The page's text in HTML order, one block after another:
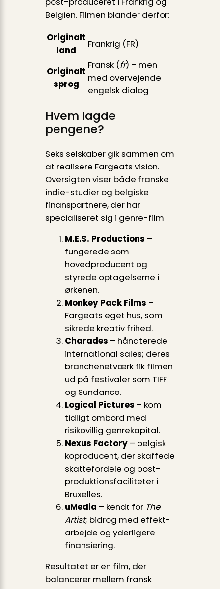
Belgien. Filmen blander derfor:
Originalt
land
Frankrig (FR)
Originalt
sprog
Fransk (fr) – men
med overvejende
engelsk dialog
Hvem lagde
pengene?
Seks selskaber gik sammen om
at realisere Fargeats vision.
Oversigten viser både franske
indie-studier og belgiske
finanspartnere, der har
specialiseret sig i genre-film:
M.E.S. Productions –
fungerede som
hovedproducent og
styrede optagelserne i
ørkenen.
Monkey Pack Films –
Fargeats eget hus, som
sikrede kreativ frihed.
Charades – håndterede
international sales; deres
branche­netværk fik filmen
ud på festivaler som TIFF
og Sundance.
Logical Pictures – kom
tidligt ombord med
risikovillig genre­kapital.
Nexus Factory– belgisk
koproducent, der skaffede
skattefordele og post-
produktions­faciliteter i
Bruxelles.
uMedia – kendt for The
Artist; bidrog med effekt­
arbejde og yderligere
finansiering.
Resultatet er en film, der
balancerer mellem fransk